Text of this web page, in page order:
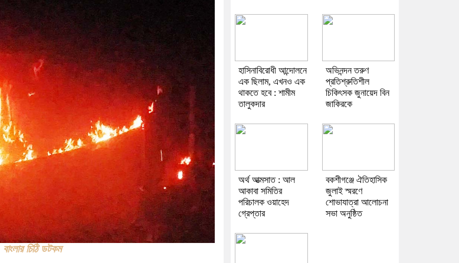
বাংলার চিঠি ডটকম
হাসিনাবিরোধী আন্দোলনে
এক ছিলাম, এখনও এক
থাকতে হবে : শামীম
তালুকদার
অভিনন্দন তরুণ
প্রতিশ্রুতিশীল
চিকিৎসক জুনায়েদ বিন
জাকিরকে
অর্থ আত্মসাত : আল
আকাবা সমিতির
পরিচালক ওয়াহেদ
গ্রেপ্তার
বকশীগঞ্জে ঐতিহাসিক
জুলাই স্মরণে
শোভাযাত্রা আলোচনা
সভা অনুষ্ঠিত